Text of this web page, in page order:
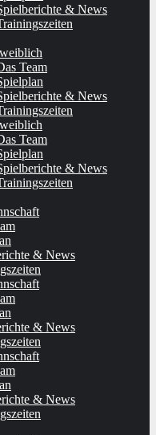
& News
Team
& News
Team
& News
& News
& News
& News